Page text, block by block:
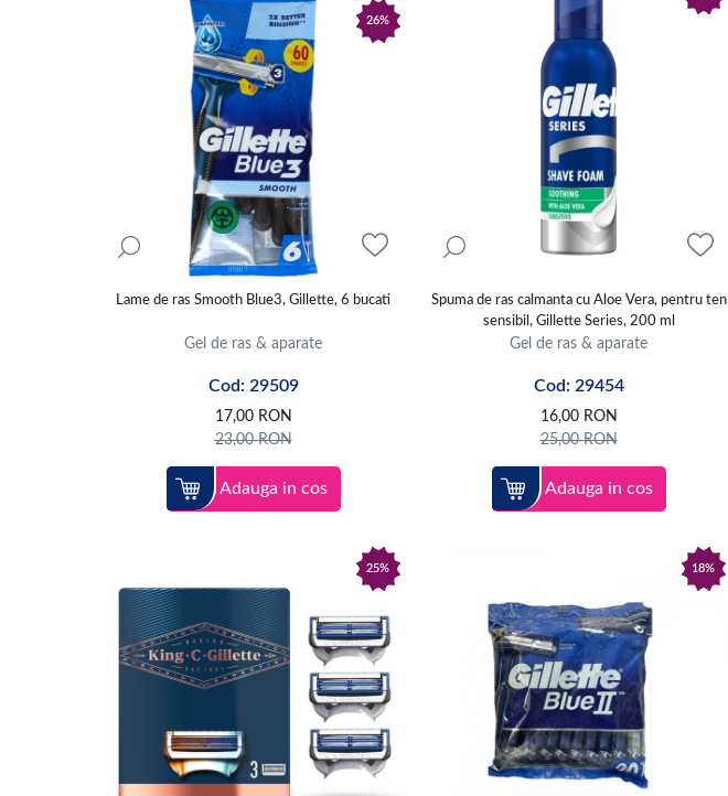
26%
Lame de ras Smooth Blue3, Gillette, 6 bucati
Gel de ras & aparate
Cod: 29509
17,00 RON
23,00RON
Adauga in cos
Spuma de ras calmanta cu Aloe Vera, pentru ten
sensibil, Gillette Series, 200 ml
Gel de ras & aparate
Cod: 29454
16,00 RON
25,00RON
Adauga in cos
25% 18%